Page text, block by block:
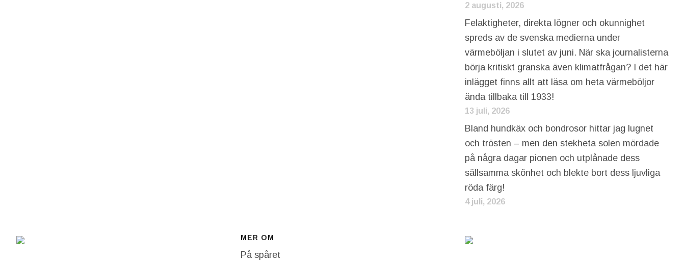
2 augusti, 2026
Felaktigheter, direkta lögner och okunnighet
spreds av de svenska medierna under
värmeböljan i slutet av juni. När ska journalisterna
börja kritiskt granska även klimatfrågan? I det här
inlägget finns allt att läsa om heta värmeböljor
ända tillbaka till 1933!
13 juli, 2026
Bland hundkäx och bondrosor hittar jag lugnet
och trösten – men den stekheta solen mördade
på några dagar pionen och utplånade dess
sällsamma skönhet och blekte bort dess ljuvliga
röda färg!
4 juli, 2026
MER OM
På spåret